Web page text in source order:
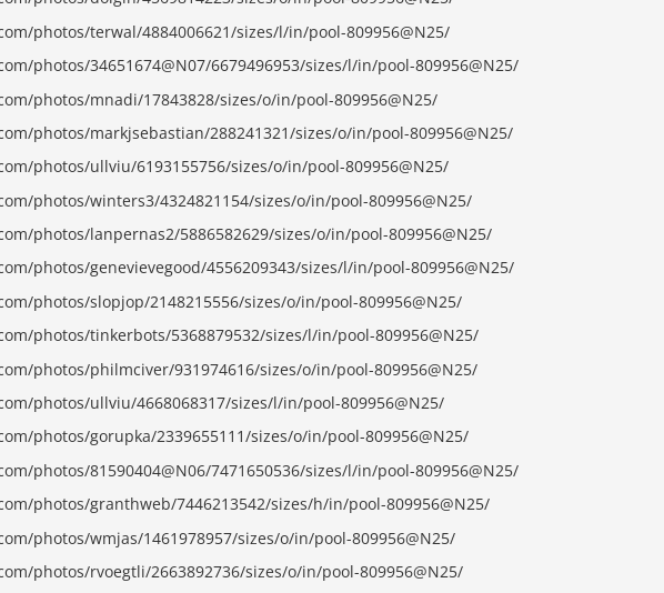
photos/terwal/4884006621/sizes/l/in/pool-809956@N25/
photos/34651674@N07/6679496953/sizes/l/in/pool-809956@N25/
photos/mnadi/17843828/sizes/o/in/pool-809956@N25/
photos/markjsebastian/288241321/sizes/o/in/pool-809956@N25/
photos/ullviu/6193155756/sizes/o/in/pool-809956@N25/
photos/winters3/4324821154/sizes/o/in/pool-809956@N25/
photos/lanpernas2/5886582629/sizes/o/in/pool-809956@N25/
photos/genevievegood/4556209343/sizes/l/in/pool-809956@N25/
photos/slopjop/2148215556/sizes/o/in/pool-809956@N25/
photos/tinkerbots/5368879532/sizes/l/in/pool-809956@N25/
photos/philmciver/931974616/sizes/o/in/pool-809956@N25/
photos/ullviu/4668068317/sizes/l/in/pool-809956@N25/
photos/gorupka/2339655111/sizes/o/in/pool-809956@N25/
photos/81590404@N06/7471650536/sizes/l/in/pool-809956@N25/
photos/granthweb/7446213542/sizes/h/in/pool-809956@N25/
photos/wmjas/1461978957/sizes/o/in/pool-809956@N25/
photos/rvoegtli/2663892736/sizes/o/in/pool-809956@N25/